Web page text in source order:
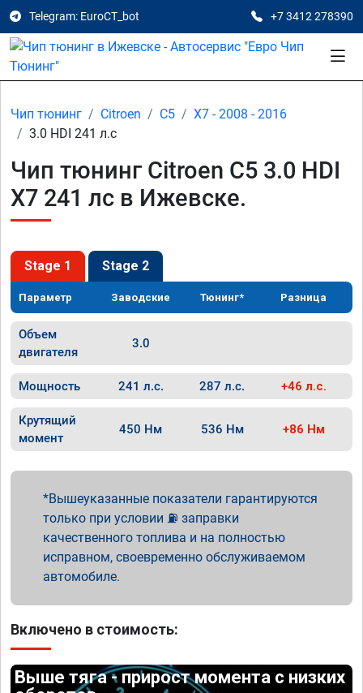
Telegram: EuroCT_bot +7 3412 278390
Чип тюнинг Citroen C5
X7 - 2008 - 2016
3.0 HDI 241 л.с
Чип тюнинг Citroen C5 3.0 HDI
X7 241 лс в Ижевске.
Stage 1 Stage 2
Параметр Заводские Тюнинг* Разница
Объем
двигателя
3.0
Мощность 241 л.с. 287 л.с. +46 л.с.
Крутящий
момент
450 Нм 536 Нм +86 Нм
Вышеуказанные показатели гарантируются
только при условии ⛽ заправки
качественного топлива и на полностью
исправном, своевременно обслуживаемом
автомобиле.
Включено в стоимость:
Выше тяга - прирост момента с низких